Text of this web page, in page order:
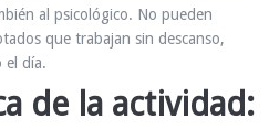
al psicológico. No pueden
que trabajan sin descanso,
el día.
de la actividad: